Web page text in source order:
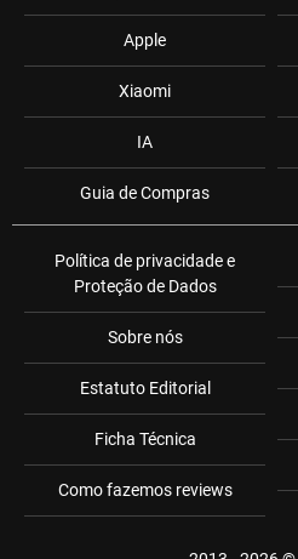
Apple
Xiaomi
IA
Guia de Compras
Política de privacidade e
Proteção de Dados
Sobre nós
Estatuto Editorial
Ficha Técnica
Como fazemos reviews